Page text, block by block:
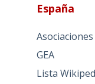
España
GEA
Lista